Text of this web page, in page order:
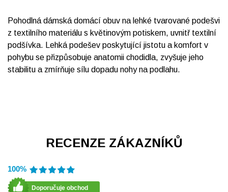
Pohodlná dámská domácí obuv na lehké tvarované podešvi
z textilního materiálu s květinovým potiskem, uvnitř textilní
podšívka. Lehká podešev poskytující jistotu a komfort v
pohybu se přizpůsobuje anatomii chodidla, zvyšuje jeho
stabilitu a zmírňuje sílu dopadu nohy na podlahu.
RECENZE ZÁKAZNÍKŮ
100%
Doporučuje obchod